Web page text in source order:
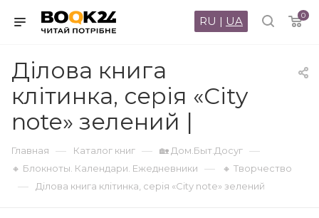
0
RU | UA
Ділова книга
клітинка, серія «City
note» зелений |
Главная — Каталог книг — 🏡 Дом.Быт.Досуг —
🔸 Блокноты. Календари. Ежедневники — 🔸 Творчество
— Ділова книга клітинка, серія «City note» зелений